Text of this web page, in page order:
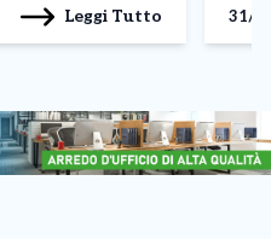
nei […]
Leggi Tutto
la
31/